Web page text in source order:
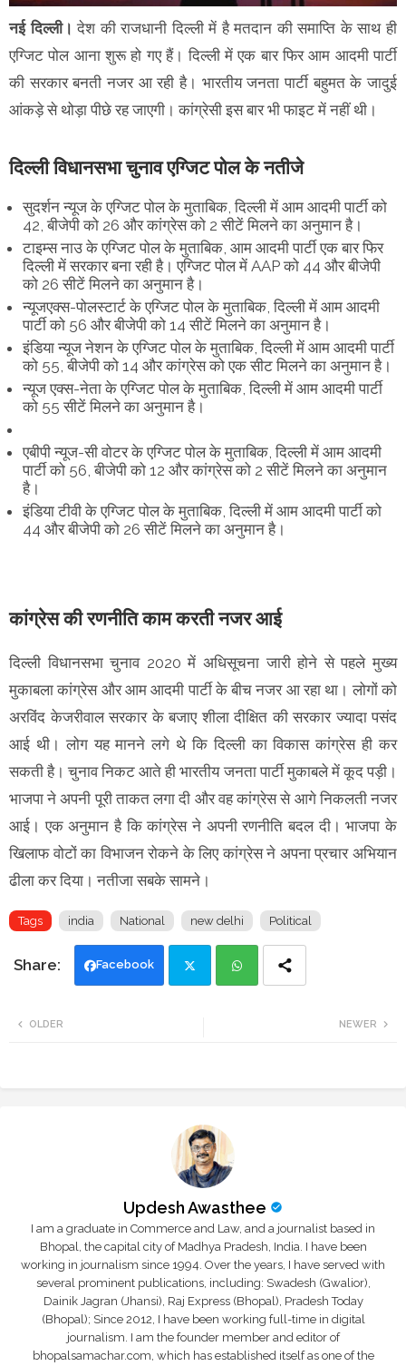
नई दिल्ली।देश की राजधानी दिल्ली में है मतदान की समाप्ति के साथ ही
एग्जिट पोल आना शुरू हो गए हैं। दिल्ली में एक बार फिर आम आदमी पार्टी
की सरकार बनती नजर आ रही है। भारतीय जनता पार्टी बहुमत के जादुई
आंकड़े से थोड़ा पीछे रह जाएगी। कांग्रेसी इस बार भी फाइट में नहीं थी।
दिल्ली विधानसभा चुनाव एग्जिट पोल के नतीजे
सुदर्शन न्यूज के एग्जिट पोल के मुताबिक, दिल्ली में आम आदमी पार्टी को
42, बीजेपी को 26 और कांग्रेस को 2 सीटें मिलने का अनुमान है।
टाइम्स नाउ के एग्जिट पोल के मुताबिक, आम आदमी पार्टी एक बार फिर
दिल्ली में सरकार बना रही है। एग्जिट पोल में AAP को 44 और बीजेपी
को 26 सीटें मिलने का अनुमान है।
न्यूजएक्स-पोलस्टार्ट के एग्जिट पोल के मुताबिक, दिल्ली में आम आदमी
पार्टी को 56 और बीजेपी को 14 सीटें मिलने का अनुमान है।
इंडिया न्यूज नेशन के एग्जिट पोल के मुताबिक, दिल्ली में आम आदमी पार्टी
को 55, बीजेपी को 14 और कांग्रेस को एक सीट मिलने का अनुमान है।
न्यूज एक्स-नेता के एग्जिट पोल के मुताबिक, दिल्ली में आम आदमी पार्टी
को 55 सीटें मिलने का अनुमान है।
एबीपी न्यूज-सी वोटर के एग्जिट पोल के मुताबिक, दिल्ली में आम आदमी
पार्टी को 56, बीजेपी को 12 और कांग्रेस को 2 सीटें मिलने का अनुमान
है।
इंडिया टीवी के एग्जिट पोल के मुताबिक, दिल्ली में आम आदमी पार्टी को
44 और बीजेपी को 26 सीटें मिलने का अनुमान है।
कांग्रेस की रणनीति काम करती नजर आई
दिल्ली विधानसभा चुनाव 2020 में अधिसूचना जारी होने से पहले मुख्य
मुकाबला कांग्रेस और आम आदमी पार्टी के बीच नजर आ रहा था। लोगों को
अरविंद केजरीवाल सरकार के बजाए शीला दीक्षित की सरकार ज्यादा पसंद
आई थी। लोग यह मानने लगे थे कि दिल्ली का विकास कांग्रेस ही कर
सकती है। चुनाव निकट आते ही भारतीय जनता पार्टी मुकाबले में कूद पड़ी।
भाजपा ने अपनी पूरी ताकत लगा दी और वह कांग्रेस से आगे निकलती नजर
आई। एक अनुमान है कि कांग्रेस ने अपनी रणनीति बदल दी। भाजपा के
खिलाफ वोटों का विभाजन रोकने के लिए कांग्रेस ने अपना प्रचार अभियान
ढीला कर दिया। नतीजा सबके सामने।
Tags india National new delhi Political
Facebook
NEWER
OLDER
Updesh Awasthee
I am a graduate in Commerce and Law, and a journalist based in
Bhopal, the capital city of Madhya Pradesh, India. I have been
working in journalism since 1994. Over the years, I have served with
several prominent publications, including: Swadesh (Gwalior),
Dainik Jagran (Jhansi), Raj Express (Bhopal), Pradesh Today
(Bhopal); Since 2012, I have been working full-time in digital
journalism. I am the founder member and editor of
bhopalsamachar.com, which has established itself as one of the